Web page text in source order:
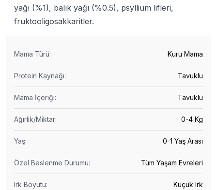
yağı (%1), balık yağı (%0.5), psyllium lifleri,
fruktooligosakkaritler.
Mama Türü: Kuru Mama
Protein Kaynağı: Tavuklu
Mama İçeriği: Tavuklu
Ağırlık/Miktar: 0-4 Kg
Yaş: 0-1 Yaş Arası
Özel Beslenme Durumu: Tüm Yaşam Evreleri
Irk Boyutu: Küçük Irk